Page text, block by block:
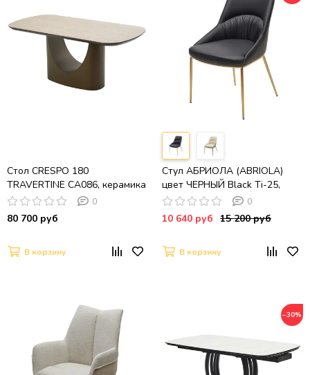
Стол CRESPO 180
TRAVERTINE CA086, керамика
/ темное золото
0
80 700 руб
В корзину
Стул АБРИОЛА (ABRIOLA)
цвет ЧЕРНЫЙ Black Ti-25,
экокожа / бронзовый,
®DISAUR
0
10 640 руб 15 200 руб
В корзину
−30%